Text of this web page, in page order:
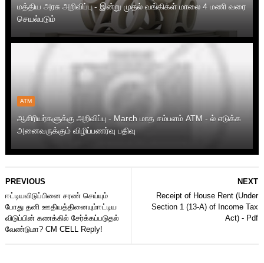
மத்திய அரசு அறிவிப்பு - இன்று முதல் வங்கிகள் மாலை 4 மணி வரை
செயல்படும்
ATM
ஆசிரியர்களுக்கு அறிவிப்பு - March மாத சம்பளம் ATM - ல் எடுக்க
அனைவருக்கும் விழிப்பணர்வு பதிவு
NEXT
Receipt of House Rent (Under
Section 1 (13-A) of Income Tax
Act) - Pdf
PREVIOUS
ஈட்டியவிடுப்பினை சரண் செய்யும்
போது தனி ஊதியத்தினையும்ஈட்டிய
விடுப்பின் கணக்கில் சேர்க்கப்படுதல்
வேண்டுமா? CM CELL Reply!